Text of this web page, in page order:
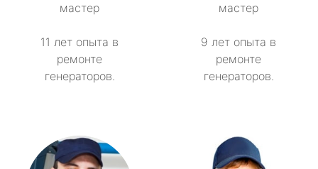
мастер
11 лет опыта в
ремонте
генераторов.
мастер
9 лет опыта в
ремонте
генераторов.